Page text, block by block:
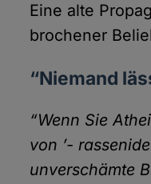
Eine alte
brochener
“Niemand
“Wenn Sie
von ’-
unver­schämte